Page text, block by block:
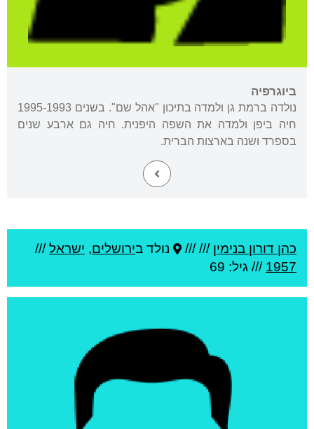
ביוגרפיה
נולדה ברמת גן ולמדה בתיכון "אהל שם". בשנים 1995-1993
חיה ביפן ולמדה את השפה היפנית. חיה גם ארבע שנים
בספרד ושנה בארצות הברית.
כהן דורון בנימין ///
/// נולד בירושלים, ישראל///
1957 /// גיל: 69